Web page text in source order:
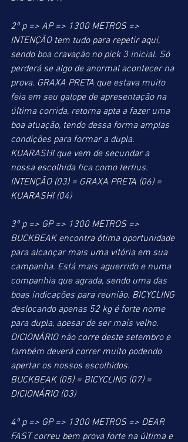
2º p => AP => 1300 METROS =>
INTENÇÃO tem tudo para repetir aqui,
sendo boa cravação no pick 3 inicial. Só
perderá se algo de anormal acontecer na
prova. GRAXA PRETA que estava muito
feia em seu galope de apresentação na
última corrida, retorna apta a fazer uma
boa atuação, tendo dessa forma amplas
condições para formar a dupla.
KUARASHI que vem de secundar a
nossa escolhida fica como tertius.
INTENÇÃO (03) = GRAXA PRETA (06) =
KUARASHI (04)
3º p => GP => 1300 METROS =>
BUCKBEAK encontra ótima oportunidade
para alcançar mais uma vitória em sua
campanha. Está mais aguerrido e numa
companhia que agrada, sendo uma das
boas indicações para reunião. BICYCLING
deslocando apenas 52 kg é forte nome
para dupla, apesar de ser mais velho.
DICIONÁRIO não corre deste setembro e
também deverá correr muito podendo
apertar os nossos escolhidos.
BUCKBEAK (05) = BICYCLING (07) =
DICIONÁRIO (03)
4º p => GP => 1300 METROS => DEAR
FAST correu bem prova forte na última e